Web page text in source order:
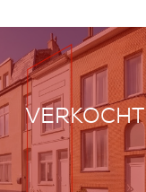
VERKOCHT